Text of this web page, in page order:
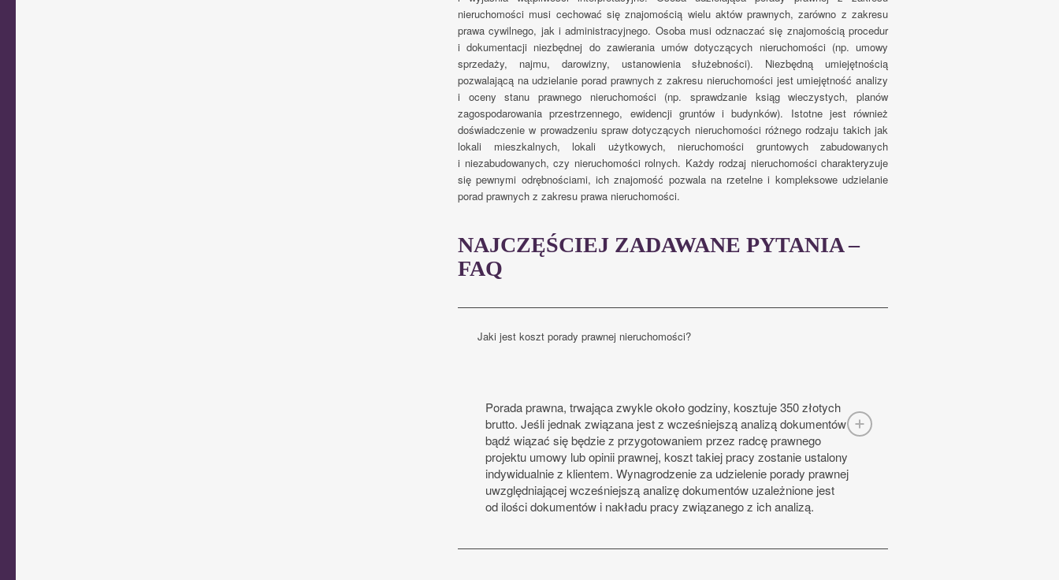
nieruchomości musi cechować się znajomością wielu aktów prawnych, zarówno z zakresu
prawa cywilnego, jak i administracyjnego. Osoba musi odznaczać się znajomością procedur
i dokumentacji niezbędnej do zawierania umów dotyczących nieruchomości (np. umowy
sprzedaży, najmu, darowizny, ustanowienia służebności). Niezbędną umiejętnością
pozwalającą na udzielanie porad prawnych z zakresu nieruchomości jest umiejętność analizy
i oceny stanu prawnego nieruchomości (np. sprawdzanie ksiąg wieczystych, planów
zagospodarowania przestrzennego, ewidencji gruntów i budynków). Istotne jest również
doświadczenie w prowadzeniu spraw dotyczących nieruchomości różnego rodzaju takich jak
lokali mieszkalnych, lokali użytkowych, nieruchomości gruntowych zabudowanych
i niezabudowanych, czy nieruchomości rolnych. Każdy rodzaj nieruchomości charakteryzuje
się pewnymi odrębnościami, ich znajomość pozwala na rzetelne i kompleksowe udzielanie
porad prawnych z zakresu prawa nieruchomości.
NAJCZĘŚCIEJ ZADAWANE PYTANIA –
FAQ
Jaki jest koszt porady prawnej nieruchomości?
Porada prawna, trwająca zwykle około godziny, kosztuje 350 złotych
brutto. Jeśli jednak związana jest z wcześniejszą analizą dokumentów
bądź wiązać się będzie z przygotowaniem przez radcę prawnego
projektu umowy lub opinii prawnej, koszt takiej pracy zostanie ustalony
indywidualnie z klientem. Wynagrodzenie za udzielenie porady prawnej
uwzględniającej wcześniejszą analizę dokumentów uzależnione jest
od ilości dokumentów i nakładu pracy związanego z ich analizą.